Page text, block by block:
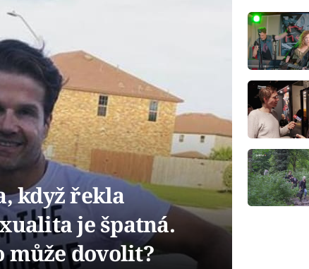
když řekla
je špatná.
může dovolit?